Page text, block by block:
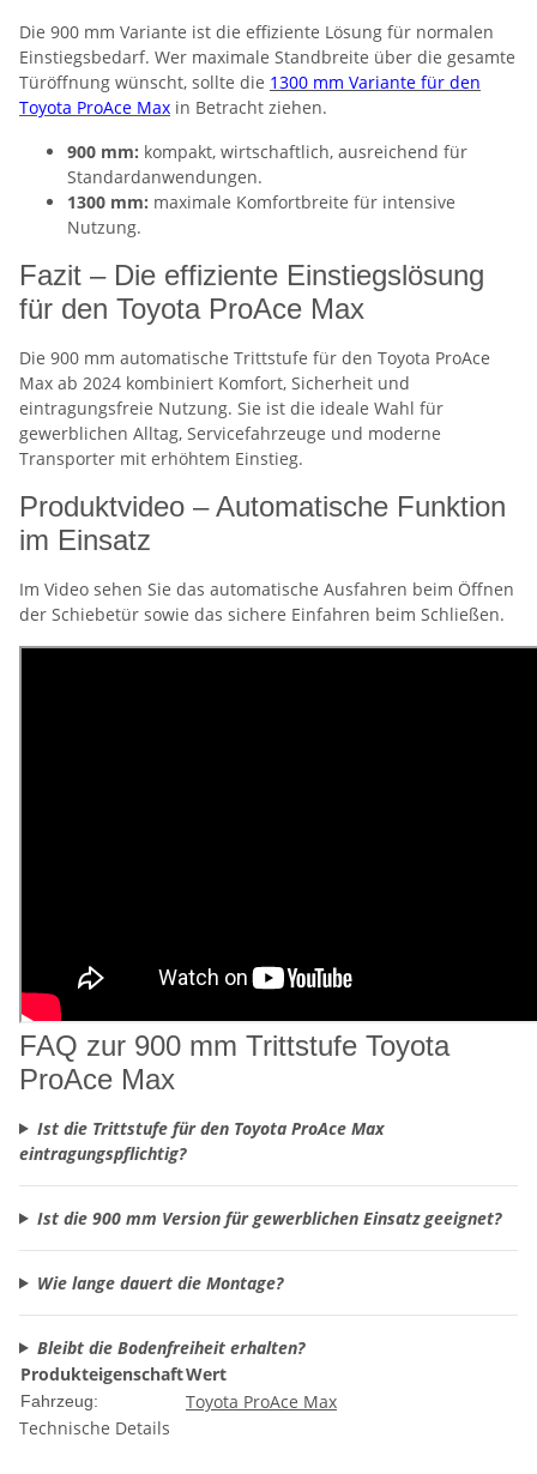
Die 900 mm Variante ist die effiziente Lösung für normalen
Einstiegsbedarf. Wer maximale Standbreite über die gesamte
Türöffnung wünscht, sollte die 1300 mm Variante für den
Toyota ProAce Max in Betracht ziehen.
900 mm: kompakt, wirtschaftlich, ausreichend für
Standardanwendungen.
1300 mm: maximale Komfortbreite für intensive
Nutzung.
Fazit – Die effiziente Einstiegslösung
für den Toyota ProAce Max
Die 900 mm automatische Trittstufe für den Toyota ProAce
Max ab 2024 kombiniert Komfort, Sicherheit und
eintragungsfreie Nutzung. Sie ist die ideale Wahl für
gewerblichen Alltag, Servicefahrzeuge und moderne
Transporter mit erhöhtem Einstieg.
Produktvideo – Automatische Funktion
im Einsatz
Im Video sehen Sie das automatische Ausfahren beim Öffnen
der Schiebetür sowie das sichere Einfahren beim Schließen.
FAQ zur 900 mm Trittstufe Toyota
ProAce Max
Ist die Trittstufe für den Toyota ProAce Max
eintragungspflichtig?
Ist die 900 mm Version für gewerblichen Einsatz geeignet?
Wie lange dauert die Montage?
Bleibt die Bodenfreiheit erhalten?
ProdukteigenschaftWert
Fahrzeug:
Toyota ProAce Max
Technische Details